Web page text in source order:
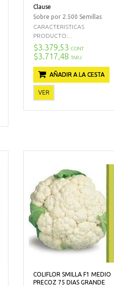
Clause
Sobre por 2.500 Semillas
CARACTERISTICAS
PRODUCTO:...
$3.379,53 CONT
$3.717,48 TARJ
AÑADIR A LA CESTA
VER
COLIFLOR SMILLA F1 MEDIO
PRECOZ 75 DIAS GRANDE